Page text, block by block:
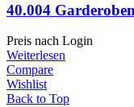
40.004
Preis nach Login
Weiterlesen
Compare
Wishlist
Back to Top